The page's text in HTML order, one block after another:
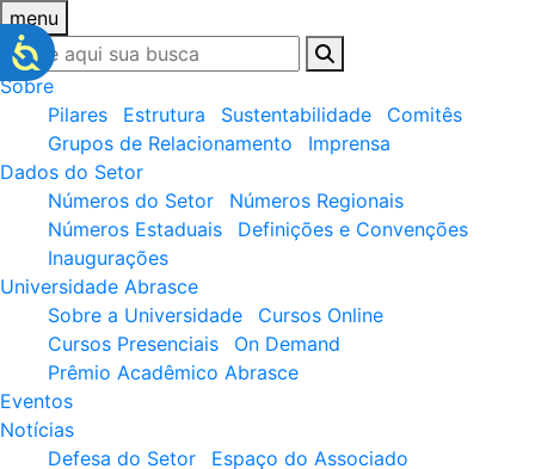
menu
Sobre
Pilares
Estrutura Sustentabilidade
Comitês
Grupos de Relacionamento
Imprensa
Dados do Setor
Números do Setor
Números Regionais
Números Estaduais
Definições e Convenções
Inaugurações
Universidade Abrasce
Sobre a Universidade
Cursos Online
Cursos Presenciais
On Demand
Prêmio Acadêmico Abrasce
Eventos
Notícias
Defesa do Setor
Espaço do Associado